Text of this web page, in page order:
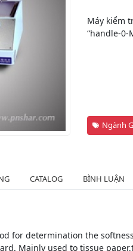
Máy kiểm
“handle-
Ngành
CATALOG BÌNH LUẬN
for determination the
Mainly used to tissue